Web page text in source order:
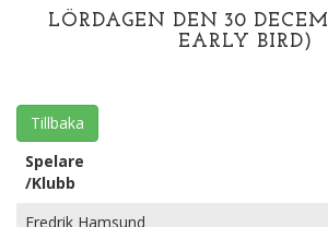
LÖRDAGEN DEN 30
EARLY BIRD)
Tillbaka
Spelare
/Klubb
Fredrik Hamsund